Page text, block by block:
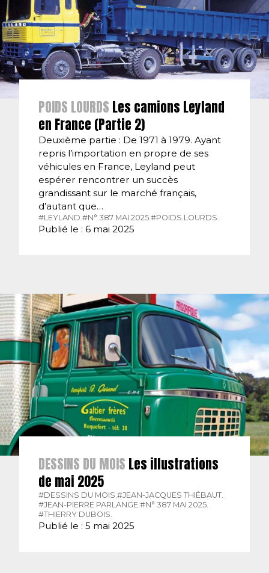
POIDS LOURDS Les camions Leyland
en France (Partie 2)
Deuxième partie : De 1971 à 1979. Ayant
repris l’importation en propre de ses
véhicules en France, Leyland peut
espérer rencontrer un succès
grandissant sur le marché français,
d’autant que…
#LEYLAND. #N° 387 MAI 2025. #POIDS LOURDS.
Publié le : 6 mai 2025
DESSINS DU MOIS Les illustrations
de mai 2025
#DESSINS DU MOIS. #JEAN-JACQUES THIÉBAUT.
#JEAN-PIERRE PARLANGE. #N° 387 MAI 2025.
#THIERRY DUBOIS.
Publié le : 5 mai 2025